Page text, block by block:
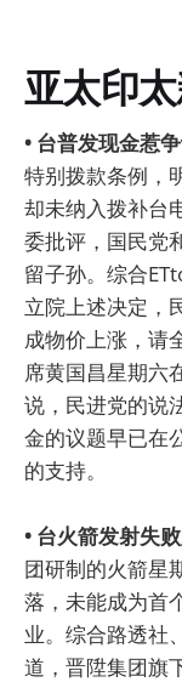
亚太印
• 台普发现金惹
特别拨款条例，
却未纳入拨补台
委批评，国民党
留子孙。综合
立院上述决定，
成物价上涨，请
席黄国昌星期六
说，民进党的说
金的议题早已在
的支持。
• 台火箭发射失
团研制的火箭星
落，未能成为首
业。综合路透社
道，晋陞集团旗